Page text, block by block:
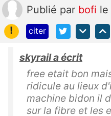
Publié par bofi
!
citer
skyrail a écrit
free etait bon
ridicule au lieux
machine bidon il
sur la fibre et les